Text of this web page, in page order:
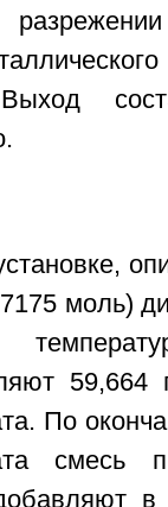
моль)
59,664
По
смесь
в